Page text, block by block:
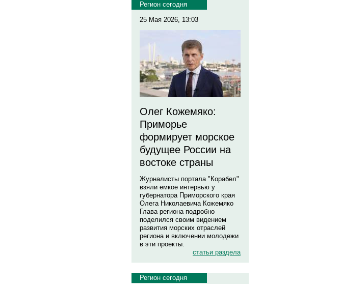
Регион сегодня
25 Мая 2026, 13:03
Олег Кожемяко:
Приморье
формирует морское
будущее России на
востоке страны
Журналисты портала "Корабел"
взяли емкое интервью у
губернатора Приморского края
Олега Николаевича Кожемяко
Глава региона подробно
поделился своим видением
развития морских отраслей
региона и включении молодежи
в эти проекты.
статьи раздела
Регион сегодня